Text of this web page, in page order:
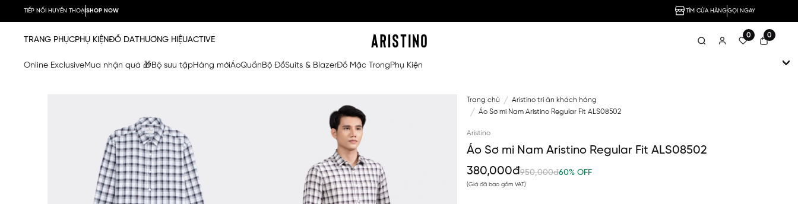
TIẾP NỐI HUYỀN THOẠISHOP NOW TÌM CỬA HÀNGGỌI NGAY
0 0
TRANG PHỤCPHỤ KIỆNĐỒ DATHƯƠNG HIỆUACTIVE
Online ExclusiveMua nhận quà 🎁Bộ sưu tậpHàng mớiÁoQuầnBộ ĐồSuits & BlazerĐồ Mặc TrongPhụ Kiện
Trang chủ
Aristino tri ân khách hàng
Áo Sơ mi Nam Aristino Regular Fit ALS08502
Aristino
Áo Sơ mi Nam Aristino Regular Fit ALS08502
380,000đ950,000đ60% OFF
(Giá đã bao gồm VAT)